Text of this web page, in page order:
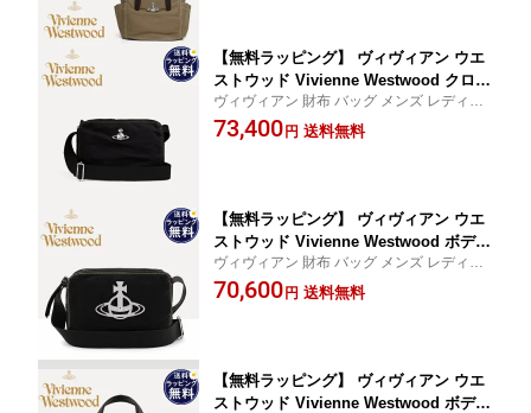
【無料ラッピング】 ヴィヴィアン ウエ
ストウッド Vivienne Westwood クロス
ボディバッグ ショルダーバッグ Jude
ブラック ブランド 正規品 新品 ギフト
ヴィヴィアン 財布 バッグ メンズ レディー
ス 送料無料 正規品 新品 ギフト 記念日 お祝
い 入学祝 就職祝 クリスマス プレゼント
73,400 円 送料無料
【無料ラッピング】 ヴィヴィアン ウエ
ストウッド Vivienne Westwood ボディ
バッグ ショルダーバッグ East West ク
ロスボディバッグ ブラック ブランド 正
ヴィヴィアン 財布 バッグ メンズ レディー
ス 送料無料 正規品 新品 ギフト 記念日 お祝
い 入学祝 就職祝 クリスマス プレゼント
70,600 円 送料無料
【無料ラッピング】 ヴィヴィアン ウエ
ストウッド Vivienne Westwood ボディ